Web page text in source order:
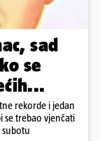
sad
se
rekorde i jedan
se trebao vjenčati
subotu